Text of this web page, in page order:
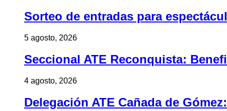
Sorteo de entradas para
5 agosto, 2026
Seccional ATE Reconquista:
4 agosto, 2026
Delegación ATE Cañada de